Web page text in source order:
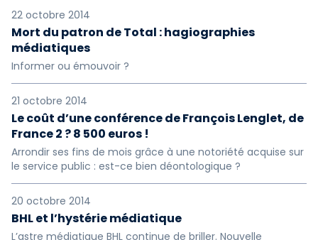
22 octobre 2014
Mort du patron de Total : hagiographies
médiatiques
Informer ou émouvoir ?
21 octobre 2014
Le coût d’une conférence de François Lenglet, de
France 2 ? 8 500 euros !
Arrondir ses fins de mois grâce à une notoriété acquise sur
le service public : est-ce bien déontologique ?
20 octobre 2014
BHL et l’hystérie médiatique
L’astre médiatique BHL continue de briller. Nouvelle